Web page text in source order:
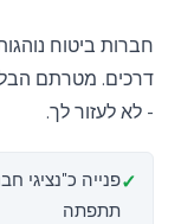
חברות ביטוח
דרכים. מטרתם
- לא לעזור לך.
פנייה כ"נציגי
תתפתה